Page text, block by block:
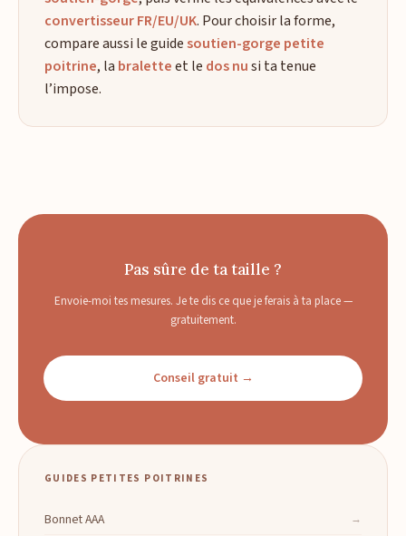
convertisseur FR/EU/UK. Pour choisir la forme,
compare aussi le guidesoutien-gorge petite
poitrine, la braletteet le dos nusi ta tenue
l’impose.
Pas sûre de ta taille ?
Envoie-moi tes mesures. Je te dis ce que je ferais à ta place —
gratuitement.
Conseil gratuit →
GUIDES PETITES POITRINES
Bonnet AAA